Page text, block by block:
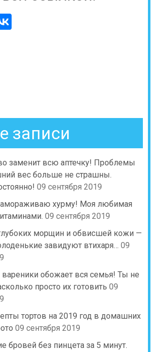
записи
заменит всю аптечку! Проблемы
вес больше не страшны.
09 сентября 2019
хурму! Моя любимая
09 сентября 2019
морщин и обвисшей кожи —
завидуют втихаря… 09
обожает вся семья! Ты не
просто их готовить 09
тортов на 2019 год в домашних
09 сентября 2019
бровей без пинцета за 5 минут.